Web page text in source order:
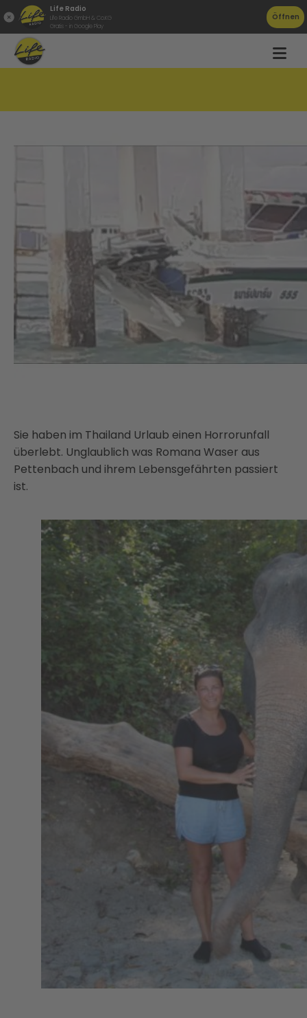
Life Radio
Life Radio GmbH & Co.KG
Gratis - in Google Play
Öffnen
Sie haben im Thailand Urlaub einen Horrorunfall
überlebt. Unglaublich was Romana Waser aus
Pettenbach und ihrem Lebensgefährten passiert
ist.